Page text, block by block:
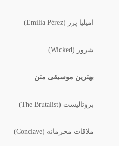
امیلیا پرز (Emilia Pérez)
شرور (Wicked)
بهترین موسیقی متن
بروتالیست (The Brutalist)
ملاقات محرمانه (Conclave)